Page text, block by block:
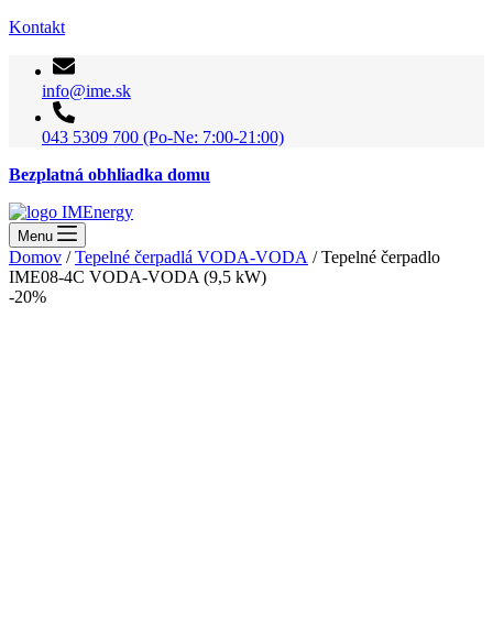
Kontakt
info@ime.sk
043 5309 700 (Po-Ne: 7:00-21:00)
Bezplatná obhliadka domu
Menu
Domov /Tepelné čerpadlá VODA-VODA / Tepelné čerpadlo
IME08-4C VODA-VODA (9,5 kW)
-20%